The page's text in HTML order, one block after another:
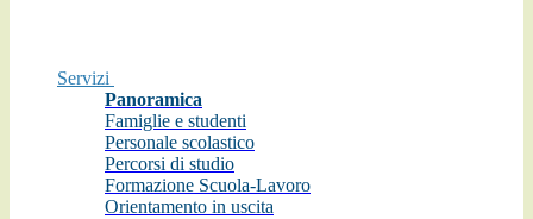
Servizi
Panoramica
Famiglie e studenti
Personale scolastico
Percorsi di studio
Formazione Scuola-Lavoro
Orientamento in uscita